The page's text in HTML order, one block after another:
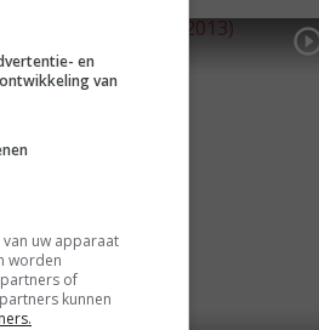
In Fearen
van
uw apparaat
worden
of
kunnen